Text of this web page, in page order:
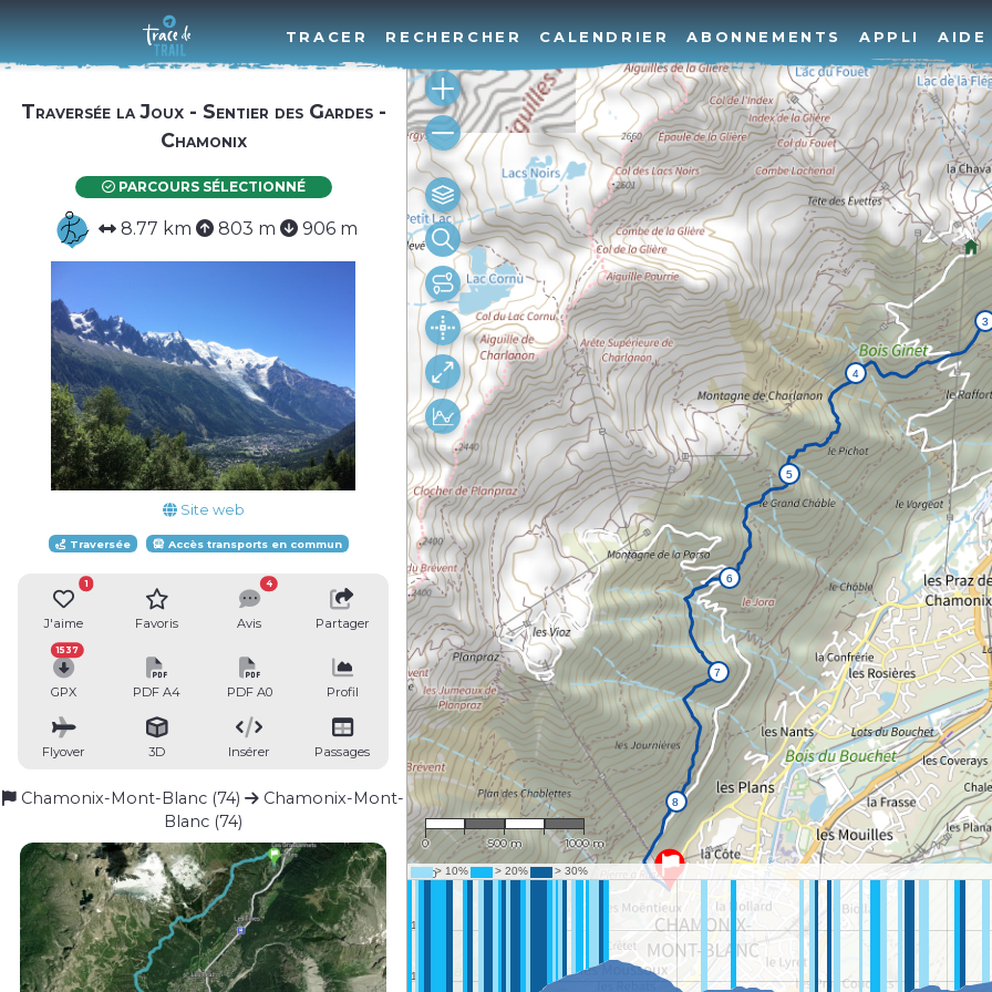
TRACER RECHERCHER CALENDRIER ABONNEMENTS APPLI AIDE
Traversée la Joux - Sentier des Gardes -
Chamonix
PARCOURS SÉLECTIONNÉ
8.77 km 803 m 906 m
Site web
Traversée Accès transports en commun
J'aime
1
Favoris Avis
4
Partager
GPX
1537
PDF A4 PDF A0 Profil
Flyover 3D Insérer Passages
Chamonix-Mont-Blanc (74)
Chamonix-Mont-
Blanc (74)
1 : 24,728
0 500 m 1000 m